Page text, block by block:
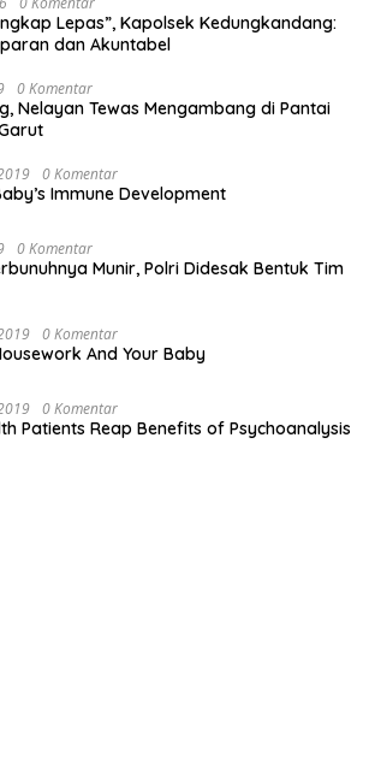
Lepas”, Kapolsek Kedungkandang:
dan Akuntabel
0 Komentar
Nelayan Tewas Mengambang di Pantai
0 Komentar
Immune Development
0 Komentar
Munir, Polri Didesak Bentuk Tim
0 Komentar
And Your Baby
0 Komentar
Patients Reap Benefits of Psychoanalysis